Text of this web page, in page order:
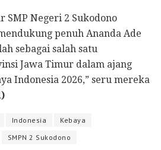
SMP Negeri 2 Sukodono
penuh Ananda Ade
sebagai salah satu
Jawa Timur dalam ajang
Indonesia 2026,” seru mereka
Indonesia
Kebaya
SMPN 2 Sukodono